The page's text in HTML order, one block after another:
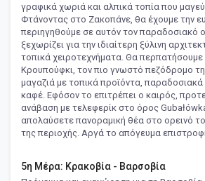
γραφικά χωριά και αλπικά τοπία που
Φτάνοντας στο Ζακοπάνε, θα έχουμε την
περιηγηθούμε σε αυτόν τον παραδοσιακό
ξεχωρίζει για την ιδιαίτερη ξύλινη
τοπικά χειροτεχνήματα. Θα περπατήσουμε
Κρουπούφκι, τον πιο γνωστό πεζόδρομο
μαγαζιά με τοπικά προϊόντα, παραδοσιακά
καφέ. Εφόσον το επιτρέπει ο καιρός,
ανάβαση με τελεφερίκ στο όρος
απολαύσετε πανοραμική θέα στο ορεινό
της περιοχής. Αργά το απόγευμα
5η Μέρα: Κρακοβία - Βαρσοβία